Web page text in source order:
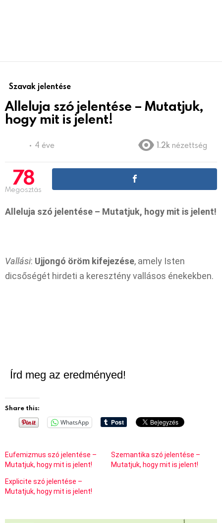
Szavak jelentése
Alleluja szó jelentése – Mutatjuk,
hogy mit is jelent!
4 éve 1.2k nézettség
78
Megosztás
Alleluja szó jelentése – Mutatjuk, hogy mit is jelent!
Vallási: Ujjongó öröm kifejezése, amely Isten
dicsőségét hirdeti a keresztény vallásos énekekben.
Írd meg az eredményed!
Share this:
WhatsApp
Eufemizmus szó jelentése –
Mutatjuk, hogy mit is jelent!
Szemantika szó jelentése –
Mutatjuk, hogy mit is jelent!
Explicite szó jelentése –
Mutatjuk, hogy mit is jelent!